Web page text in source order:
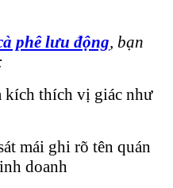
phê lưu động, bạn
kích thích vị giác như
mái ghi rõ tên quán
doanh